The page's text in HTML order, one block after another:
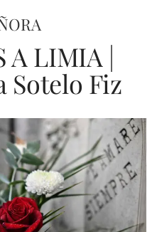
A LIMIA |
Sotelo Fiz